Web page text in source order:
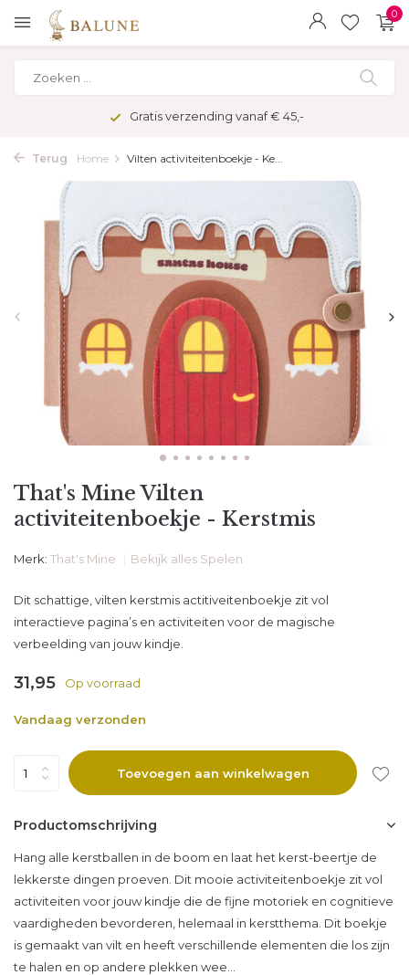
0
Gratis verzending vanaf € 45,-
Terug Home Vilten activiteitenboekje - Ke...
That's Mine Vilten
activiteitenboekje - Kerstmis
Merk: That's Mine Bekijk alles Spelen
Dit schattige, vilten kerstmis actitiveitenboekje zit vol
interactieve pagina’s en activiteiten voor de magische
verbeelding van jouw kindje.
31,95 Op voorraad
Vandaag verzonden
Toevoegen aan winkelwagen
Productomschrijving
Hang alle kerstballen in de boom en laat het kerst-beertje de
lekkerste dingen proeven. Dit mooie activiteitenboekje zit vol
activiteiten voor jouw kindje die de fijne motoriek en cognitieve
vaardigheden bevorderen, helemaal in kerstthema. Dit boekje
is gemaakt van vilt en heeft verschillende elementen die los zijn
te halen en op andere plekken wee...